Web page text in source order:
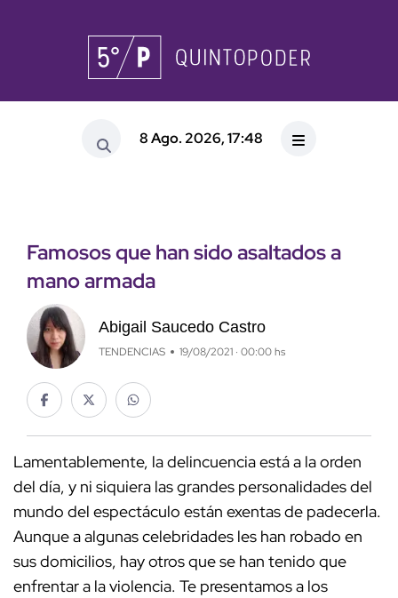
8 Ago. 2026, 17:48
Famosos que han sido asaltados a
mano armada
Abigail Saucedo Castro
TENDENCIAS 19/08/2021 · 00:00 hs
Lamentablemente, la delincuencia está a la orden
del día, y ni siquiera las grandes personalidades del
mundo del espectáculo están exentas de padecerla.
Aunque a algunas celebridades les han robado en
sus domicilios, hay otros que se han tenido que
enfrentar a la violencia. Te presentamos a los